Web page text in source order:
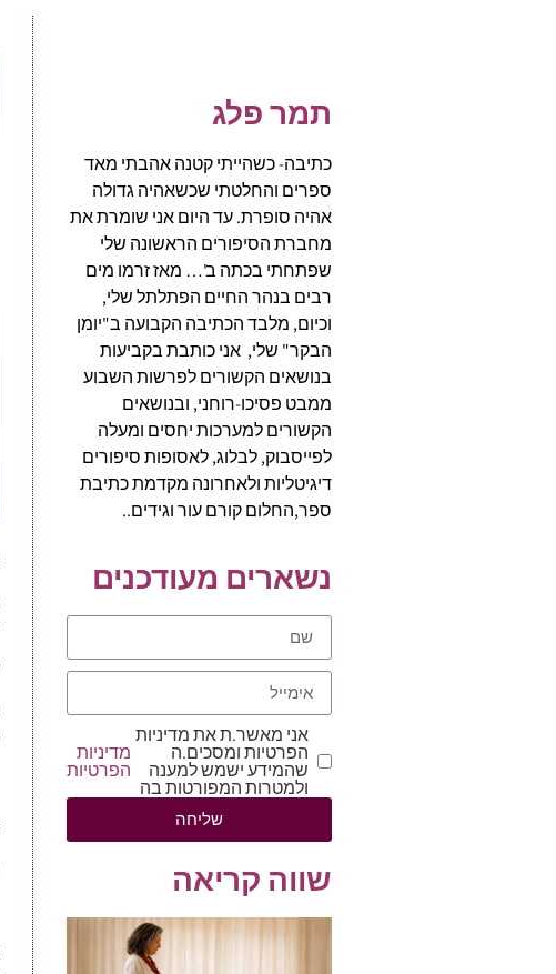
תמר פלג
כתיבה- כשהייתי קטנה אהבתי מאד
ספרים והחלטתי שכשאהיה גדולה
אהיה סופרת. עד היום אני שומרת את
מחברת הסיפורים הראשונה שלי
שפתחתי בכתה ב'… מאז זרמו מים
רבים בנהר החיים הפתלתל שלי,
וכיום, מלבד הכתיבה הקבועה ב"יומן
הבקר" שלי, אני כותבת בקביעות
בנושאים הקשורים לפרשות השבוע
ממבט פסיכו-רוחני, ובנושאים
הקשורים למערכות יחסים ומעלה
לפייסבוק, לבלוג, לאסופות סיפורים
דיגיטליות ולאחרונה מקדמת כתיבת
ספר,החלום קורם עור וגידים..
נשארים מעודכנים
אני מאשר.ת את מדיניות
הפרטיות ומסכים.ה
שהמידע ישמש למענה
ולמטרות המפורטות בה
מדיניות
הפרטיות
שליחה
שווה קריאה